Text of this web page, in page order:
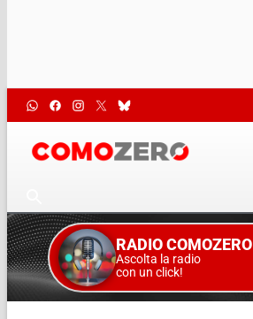
RADIO COMOZERO
Ascolta la radio
con un click!